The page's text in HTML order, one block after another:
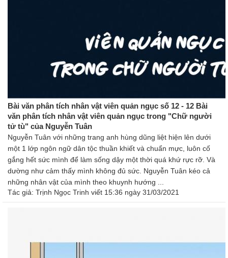
Bài văn phân tích nhân vật viên quản ngục số 12 - 12 Bài
văn phân tích nhân vật viên quản ngục trong "Chữ người
tử tù" của Nguyễn Tuân
Nguyễn Tuân với những trang anh hùng dũng liệt hiện lên dưới
một 1 lớp ngôn ngữ dân tộc thuần khiết và chuẩn mực, luôn cố
gắng hết sức mình để làm sống dậy một thời quá khứ rực rỡ. Và
dường như cảm thấy mình không đủ sức. Nguyễn Tuân kéo cả
những nhân vật của mình theo khuynh hướng ...
Tác giả: Trịnh Ngọc Trinh viết 15:36 ngày 31/03/2021